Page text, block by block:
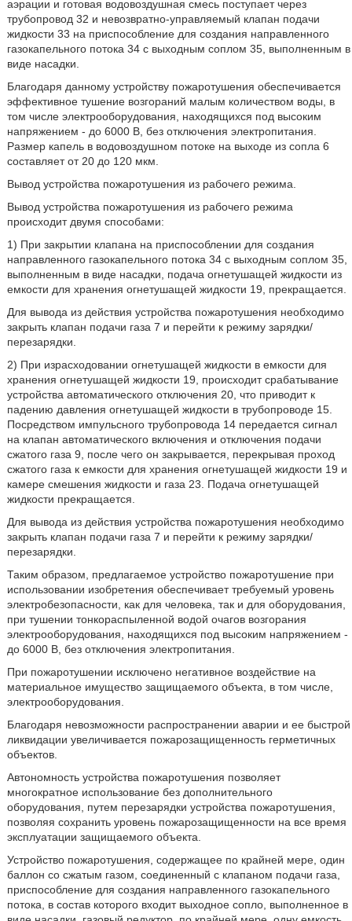
аэрации и готовая водовоздушная смесь поступает через
трубопровод 32 и невозвратно-управляемый клапан подачи
жидкости 33 на приспособление для создания направленного
газокапельного потока 34 с выходным соплом 35, выполненным в
виде насадки.
Благодаря данному устройству пожаротушения обеспечивается
эффективное тушение возгораний малым количеством воды, в
том числе электрооборудования, находящихся под высоким
напряжением - до 6000 В, без отключения электропитания.
Размер капель в водовоздушном потоке на выходе из сопла 6
составляет от 20 до 120 мкм.
Вывод устройства пожаротушения из рабочего режима.
Вывод устройства пожаротушения из рабочего режима
происходит двумя способами:
1) При закрытии клапана на приспособлении для создания
направленного газокапельного потока 34 с выходным соплом 35,
выполненным в виде насадки, подача огнетушащей жидкости из
емкости для хранения огнетушащей жидкости 19, прекращается.
Для вывода из действия устройства пожаротушения необходимо
закрыть клапан подачи газа 7 и перейти к режиму зарядки/
перезарядки.
2) При израсходовании огнетушащей жидкости в емкости для
хранения огнетушащей жидкости 19, происходит срабатывание
устройства автоматического отключения 20, что приводит к
падению давления огнетушащей жидкости в трубопроводе 15.
Посредством импульсного трубопровода 14 передается сигнал
на клапан автоматического включения и отключения подачи
сжатого газа 9, после чего он закрывается, перекрывая проход
сжатого газа к емкости для хранения огнетушащей жидкости 19 и
камере смешения жидкости и газа 23. Подача огнетушащей
жидкости прекращается.
Для вывода из действия устройства пожаротушения необходимо
закрыть клапан подачи газа 7 и перейти к режиму зарядки/
перезарядки.
Таким образом, предлагаемое устройство пожаротушение при
использовании изобретения обеспечивает требуемый уровень
электробезопасности, как для человека, так и для оборудования,
при тушении тонкораспыленной водой очагов возгорания
электрооборудования, находящихся под высоким напряжением -
до 6000 В, без отключения электропитания.
При пожаротушении исключено негативное воздействие на
материальное имущество защищаемого объекта, в том числе,
электрооборудования.
Благодаря невозможности распространении аварии и ее быстрой
ликвидации увеличивается пожарозащищенность герметичных
объектов.
Автономность устройства пожаротушения позволяет
многократное использование без дополнительного
оборудования, путем перезарядки устройства пожаротушения,
позволяя сохранить уровень пожарозащищенности на все время
эксплуатации защищаемого объекта.
Устройство пожаротушения, содержащее по крайней мере, один
баллон со сжатым газом, соединенный с клапаном подачи газа,
приспособление для создания направленного газокапельного
потока, в состав которого входит выходное сопло, выполненное в